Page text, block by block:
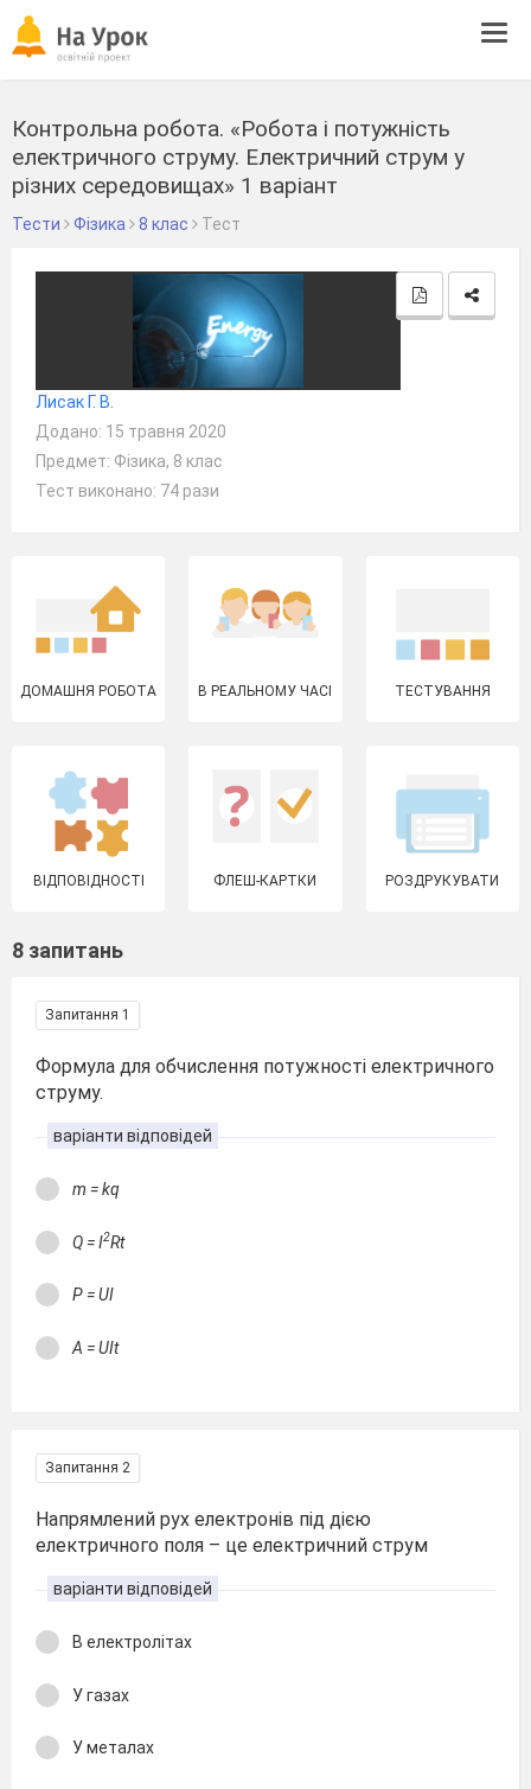
Контрольна робота. «Робота і потужність
електричного струму. Електричний струм у
різних середовищах» 1 варіант
Тести Фізика 8 клас Тест
Лисак Г. В.
Додано: 15 травня 2020
Предмет: Фізика, 8 клас
Тест виконано: 74 рази
ДОМАШНЯ РОБОТА В РЕАЛЬНОМУ ЧАСІ ТЕСТУВАННЯ
ВІДПОВІДНОСТІ ФЛЕШ-КАРТКИ РОЗДРУКУВАТИ
8 запитань
Запитання 1
Формула для обчислення потужності електричного
струму.
варіанти відповідей
m = kq
Q = I2Rt
P = UI
A = UIt
Запитання 2
Напрямлений рух електронів під дією
електричного поля – це електричний струм
варіанти відповідей
В електролітах
У газах
У металах